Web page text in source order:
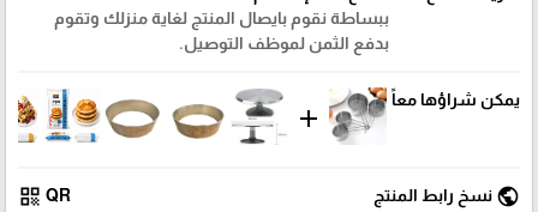
ببساطة نقوم بايصال المنتج لغاية منزلك وتقوم
بدفع الثمن لموظف التوصيل.
يمكن شراؤها معاً
add
public نسخ رابط المنتج QR
qr_code